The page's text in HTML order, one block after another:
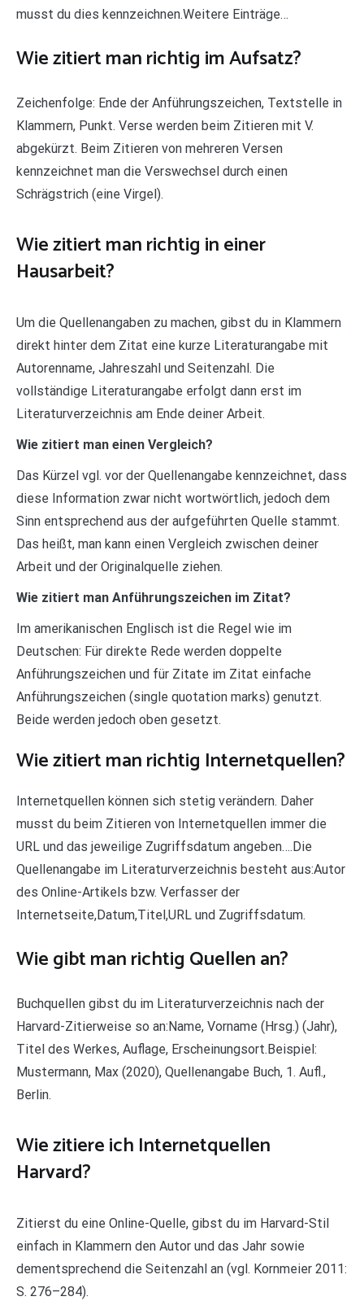
musst du dies kennzeichnen.Weitere Einträge…
Wie zitiert man richtig im Aufsatz?
Zeichenfolge: Ende der Anführungszeichen, Textstelle in
Klammern, Punkt. Verse werden beim Zitieren mit V.
abgekürzt. Beim Zitieren von mehreren Versen
kennzeichnet man die Verswechsel durch einen
Schrägstrich (eine Virgel).
Wie zitiert man richtig in einer
Hausarbeit?
Um die Quellenangaben zu machen, gibst du in Klammern
direkt hinter dem Zitat eine kurze Literaturangabe mit
Autorenname, Jahreszahl und Seitenzahl. Die
vollständige Literaturangabe erfolgt dann erst im
Literaturverzeichnis am Ende deiner Arbeit.
Wie zitiert man einen Vergleich?
Das Kürzel vgl. vor der Quellenangabe kennzeichnet, dass
diese Information zwar nicht wortwörtlich, jedoch dem
Sinn entsprechend aus der aufgeführten Quelle stammt.
Das heißt, man kann einen Vergleich zwischen deiner
Arbeit und der Originalquelle ziehen.
Wie zitiert man Anführungszeichen im Zitat?
Im amerikanischen Englisch ist die Regel wie im
Deutschen: Für direkte Rede werden doppelte
Anführungszeichen und für Zitate im Zitat einfache
Anführungszeichen (single quotation marks) genutzt.
Beide werden jedoch oben gesetzt.
Wie zitiert man richtig Internetquellen?
Internetquellen können sich stetig verändern. Daher
musst du beim Zitieren von Internetquellen immer die
URL und das jeweilige Zugriffsdatum angeben….Die
Quellenangabe im Literaturverzeichnis besteht aus:Autor
des Online-Artikels bzw. Verfasser der
Internetseite,Datum,Titel,URL und Zugriffsdatum.
Wie gibt man richtig Quellen an?
Buchquellen gibst du im Literaturverzeichnis nach der
Harvard-Zitierweise so an:Name, Vorname (Hrsg.) (Jahr),
Titel des Werkes, Auflage, Erscheinungsort.Beispiel:
Mustermann, Max (2020), Quellenangabe Buch, 1. Aufl.,
Berlin.
Wie zitiere ich Internetquellen
Harvard?
Zitierst du eine Online-Quelle, gibst du im Harvard-Stil
einfach in Klammern den Autor und das Jahr sowie
dementsprechend die Seitenzahl an (vgl. Kornmeier 2011:
S. 276–284).